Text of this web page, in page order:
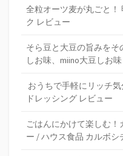
全粒オーツ麦が丸ごと！
ク レビュー
そら豆と大豆の旨みをそ
しお味、miino大豆しお
おうちで手軽にリッチ
ドレッシング レビュー
ごはんにかけて楽しむ
ー / ハウス食品 カルボシ